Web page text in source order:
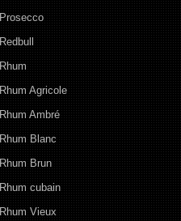
Prosecco
Redbull
Rhum
Rhum Agricole
Rhum Ambré
Rhum Blanc
Rhum Brun
Rhum cubain
Rhum Vieux